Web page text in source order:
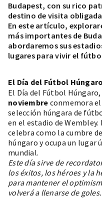
Budapest, con su rico
destino de visita
En este artículo,
más importantes de
abordaremos sus
lugares para vivir el
El Día del Fútbol Húngaro
El Día del Fútbol
noviembre conmemora el
selección húngara de
en el estadio de
celebra como la cumbre
húngaro y ocupa un
mundial.
Este día sirve de
los éxitos, los héroes y la
para mantener el
volverá a llenarse de goles.